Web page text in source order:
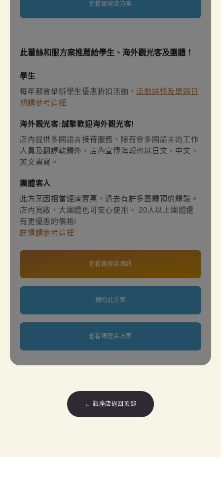
查看銀座店方案
此蕾絲和服方案推薦給學生、海外觀光客及團體！
學生
每年都會舉辦學生優惠折扣活動， 活動詳情及舉辦日
期請參考這裡
海外觀光客:誠摯歡迎海外觀光客!
店內提供多國語言接待服務，除有會多國語言的工作
人員及翻譯軟體外，店內宣傳海報也以日文、中文、
英文書寫。
團體客人
此方案因相當經濟實惠，過去有許多團體預約體驗。
店內寬敞，大團體也可安心使用。 20人以上團體還
有更優惠的價格!
詳情請參考這裡
查看銀座店資訊
預約此方案
查看銀座店方案
← 銀座店返回頂部